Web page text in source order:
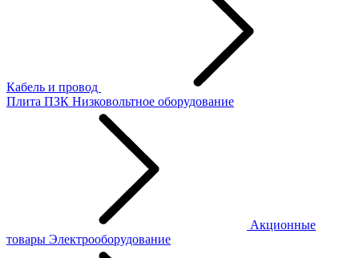
Кабель и провод
Плита ПЗК Низковольтное оборудование
Акционные
товары Электрооборудование